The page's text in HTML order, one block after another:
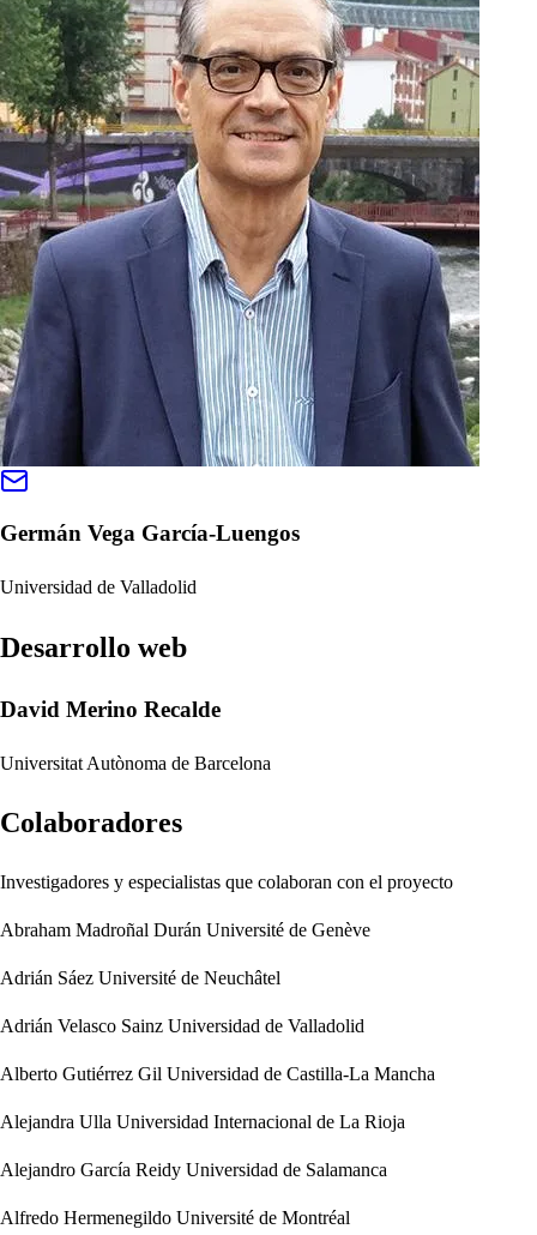
Germán Vega García-Luengos
Universidad de Valladolid
Desarrollo web
David Merino Recalde
Universitat Autònoma de Barcelona
Colaboradores
Investigadores y especialistas que colaboran con el proyecto
Abraham Madroñal Durán Université de Genève
Adrián Sáez Université de Neuchâtel
Adrián Velasco Sainz Universidad de Valladolid
Alberto Gutiérrez Gil Universidad de Castilla-La Mancha
Alejandra Ulla Universidad Internacional de La Rioja
Alejandro García Reidy Universidad de Salamanca
Alfredo Hermenegildo Université de Montréal